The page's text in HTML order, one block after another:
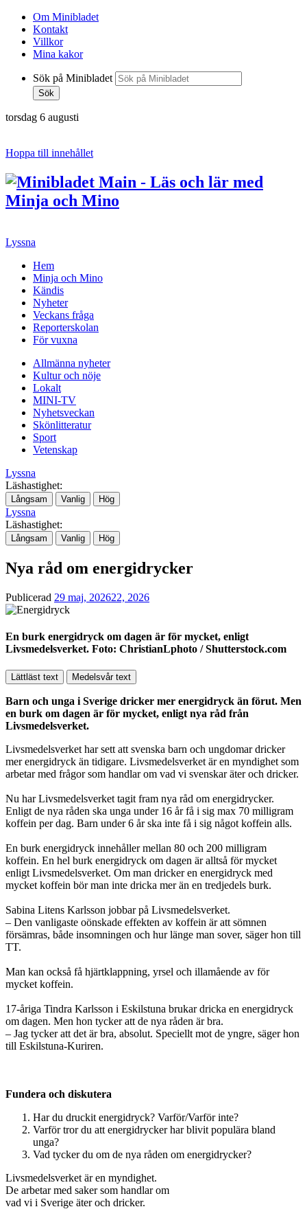
Om Minibladet
Kontakt
Villkor
Mina kakor
Sök på Minibladet
Sök
torsdag 6 augusti
Hoppa till innehållet
Lyssna
Hem
Minja och Mino
Kändis
Nyheter
Veckans fråga
Reporterskolan
För vuxna
Allmänna nyheter
Kultur och nöje
Lokalt
MINI-TV
Nyhetsveckan
Skönlitteratur
Sport
Vetenskap
Lyssna
Läshastighet:
Långsam Vanlig Hög
Lyssna
Läshastighet:
Långsam Vanlig Hög
Nya råd om energidrycker
Publicerad 29 maj, 202622, 2026
En burk energidryck om dagen är för mycket, enligt
Livsmedelsverket. Foto: ChristianLphoto / Shutterstock.com
Lättläst text Medelsvår text
Barn och unga i Sverige dricker mer energidryck än förut. Men
en burk om dagen är för mycket, enligt nya råd från
Livsmedelsverket.
Livsmedelsverket har sett att svenska barn och ungdomar dricker
mer energidryck än tidigare. Livsmedelsverket är en myndighet som
arbetar med frågor som handlar om vad vi svenskar äter och dricker.
Nu har Livsmedelsverket tagit fram nya råd om energidrycker.
Enligt de nya råden ska unga under 16 år få i sig max 70 milligram
koffein per dag. Barn under 6 år ska inte få i sig något koffein alls.
En burk energidryck innehåller mellan 80 och 200 milligram
koffein. En hel burk energidryck om dagen är alltså för mycket
enligt Livsmedelsverket. Om man dricker en energidryck med
mycket koffein bör man inte dricka mer än en tredjedels burk.
Sabina Litens Karlsson jobbar på Livsmedelsverket.
– Den vanligaste oönskade effekten av koffein är att sömnen
försämras, både insomningen och hur länge man sover, säger hon till
TT.
Man kan också få hjärtklappning, yrsel och illamående av för
mycket koffein.
17-åriga Tindra Karlsson i Eskilstuna brukar dricka en energidryck
om dagen. Men hon tycker att de nya råden är bra.
– Jag tycker att det är bra, absolut. Speciellt mot de yngre, säger hon
till Eskilstuna-Kuriren.
Fundera och diskutera
Har du druckit energidryck? Varför/Varför inte?
Varför tror du att energidrycker har blivit populära bland
unga?
Vad tycker du om de nya råden om energidrycker?
Livsmedelsverket är en myndighet.
De arbetar med saker som handlar om
vad vi i Sverige äter och dricker.